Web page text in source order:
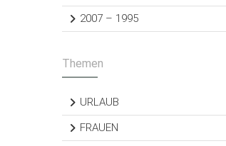
2007 – 1995
Themen
URLAUB
FRAUEN